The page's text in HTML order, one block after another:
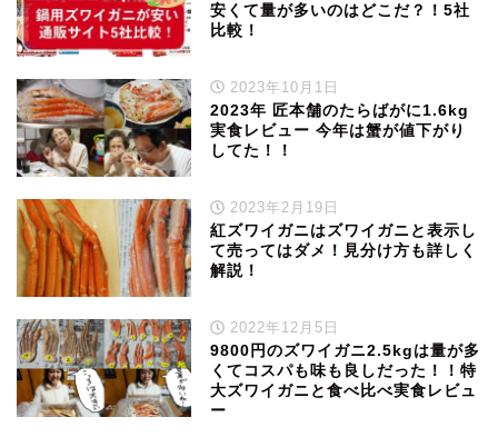
安くて量が多いのはどこだ？！5社
比較！
2023年10月1日
2023年 匠本舗のたらばがに1.6kg
実食レビュー 今年は蟹が値下がり
してた！！
2023年2月19日
紅ズワイガニはズワイガニと表示し
て売ってはダメ！見分け方も詳しく
解説！
2022年12月5日
9800円のズワイガニ2.5kgは量が多
くてコスパも味も良しだった！！特
大ズワイガニと食べ比べ実食レビュ
ー